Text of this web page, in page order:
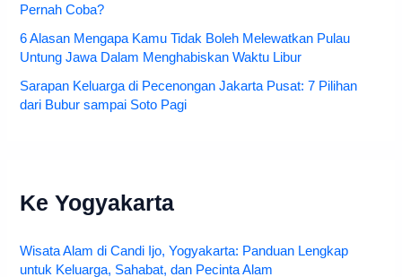
Pernah Coba?
6 Alasan Mengapa Kamu Tidak Boleh Melewatkan Pulau
Untung Jawa Dalam Menghabiskan Waktu Libur
Sarapan Keluarga di Pecenongan Jakarta Pusat: 7 Pilihan
dari Bubur sampai Soto Pagi
Ke Yogyakarta
Wisata Alam di Candi Ijo, Yogyakarta: Panduan Lengkap
untuk Keluarga, Sahabat, dan Pecinta Alam